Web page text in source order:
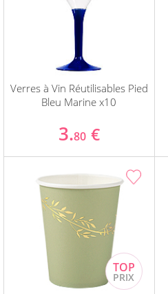
Verres à Vin Réutilisables Pied
Bleu Marine x10
3.80 €